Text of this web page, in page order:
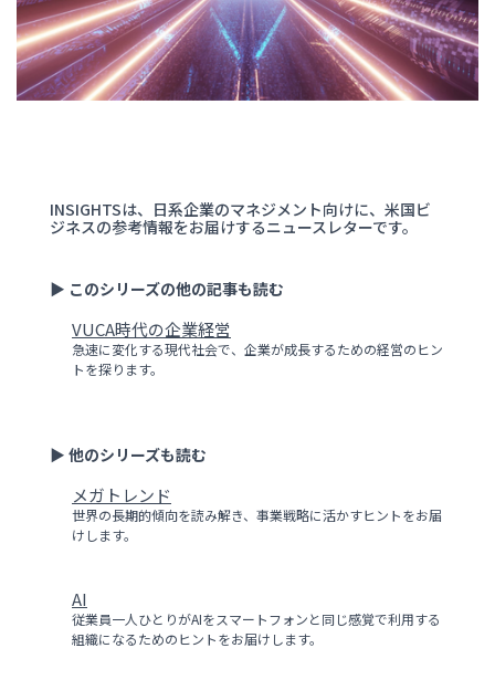
INSIGHTSは、日系企業のマネジメント向けに、米国ビ
ジネスの参考情報をお届けするニュースレターです。
▶ このシリーズの他の記事も読む
VUCA時代の企業経営
急速に変化する現代社会で、企業が成長するための経営のヒン
トを探ります。
▶ 他のシリーズも読む
メガトレンド
世界の長期的傾向を読み解き、事業戦略に活かすヒントをお届
けします。
AI
従業員一人ひとりがAIをスマートフォンと同じ感覚で利用する
組織になるためのヒントをお届けします。